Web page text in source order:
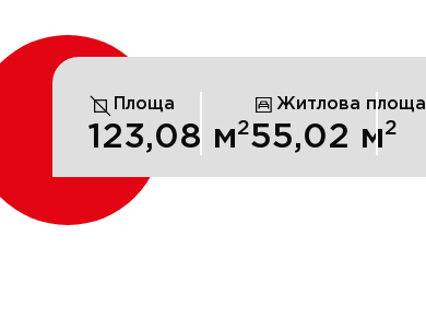
Площа
123,08 м2
Житлова площа
55,02 м2